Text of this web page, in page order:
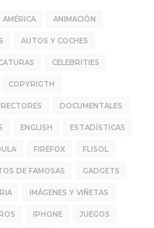
AMÉRICA ANIMACIÓN
AUTOS Y COCHES
CELEBRITIES
COPYRIGTH
DOCUMENTALES
ENGLISH ESTADÍSTICAS
FIREFOX FLISOL
DE FAMOSAS GADGETS
IMÁGENES Y VIÑETAS
IPHONE JUEGOS